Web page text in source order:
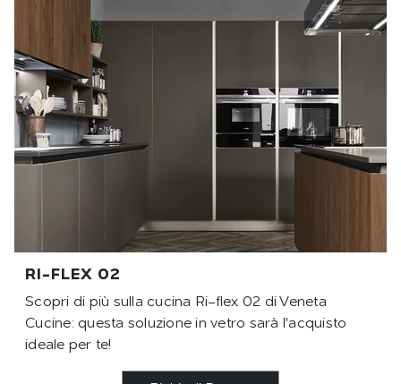
RI-FLEX 02
Scopri di più sulla cucina Ri-flex 02 di Veneta
Cucine: questa soluzione in vetro sarà l'acquisto
ideale per te!